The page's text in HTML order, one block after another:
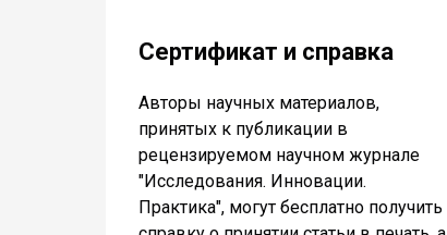
Сертификат и справка
Авторы научных материалов,
принятых к публикации в
рецензируемом научном журнале
"Исследования. Инновации.
Практика", могут бесплатно получить